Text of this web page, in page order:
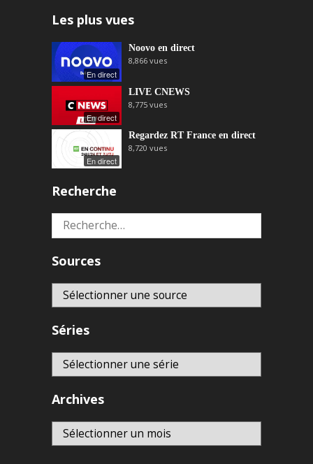
Les plus vues
En direct
Noovo en direct
8,866 vues
En direct
LIVE CNEWS
8,775 vues
En direct
Regardez RT France en direct
8,720 vues
Recherche
Rechercher :
Sources
Séries
Archives
Archives